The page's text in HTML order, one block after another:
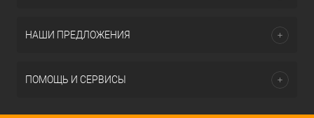
НАШИ ПРЕДЛОЖЕНИЯ
ПОМОЩЬ И СЕРВИСЫ